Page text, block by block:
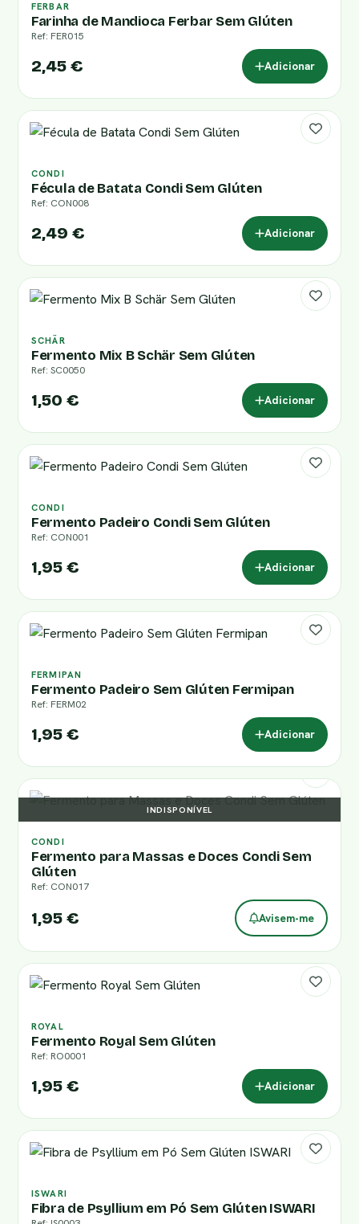
FERBAR
Farinha de Mandioca Ferbar Sem Glúten
Ref: FER015
2,45 € Adicionar
CONDI
Fécula de Batata Condi Sem Glúten
Ref: CON008
2,49 € Adicionar
SCHÄR
Fermento Mix B Schär Sem Glúten
Ref: SC0050
1,50 € Adicionar
CONDI
Fermento Padeiro Condi Sem Glúten
Ref: CON001
1,95 € Adicionar
FERMIPAN
Fermento Padeiro Sem Glúten Fermipan
Ref: FERM02
1,95 € Adicionar
INDISPONÍVEL
CONDI
Fermento para Massas e Doces Condi Sem
Glúten
Ref: CON017
1,95 € Avisem-me
ROYAL
Fermento Royal Sem Glúten
Ref: RO0001
1,95 € Adicionar
ISWARI
Fibra de Psyllium em Pó Sem Glúten ISWARI